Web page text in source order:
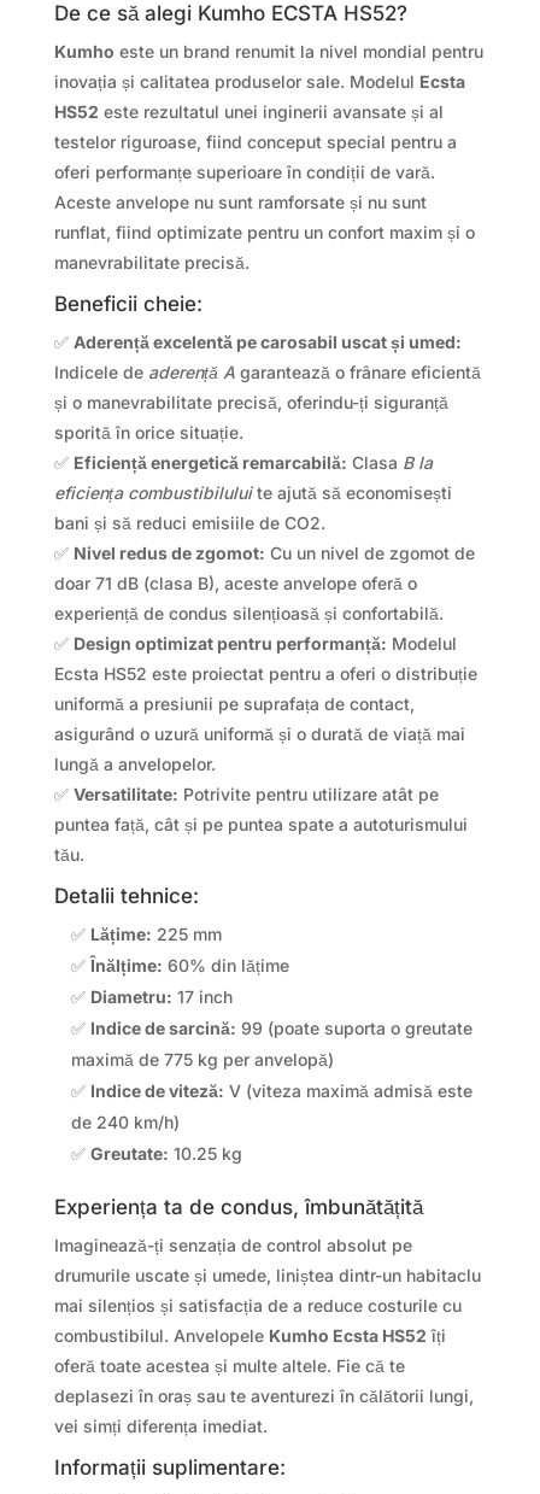
De ce să alegi Kumho ECSTA HS52?
Kumho este un brand renumit la nivel mondial pentru
inovația și calitatea produselor sale. Modelul Ecsta
HS52 este rezultatul unei inginerii avansate și al
testelor riguroase, fiind conceput special pentru a
oferi performanțe superioare în condiții de vară.
Aceste anvelope nu sunt ramforsate și nu sunt
runflat, fiind optimizate pentru un confort maxim și o
manevrabilitate precisă.
Beneficii cheie:
✅ Aderență excelentă pe carosabil uscat și umed:
Indicele de aderență Agarantează o frânare eficientă
și o manevrabilitate precisă, oferindu-ți siguranță
sporită în orice situație.
✅ Eficiență energetică remarcabilă: Clasa B la
eficiența combustibiluluite ajută să economisești
bani și să reduci emisiile de CO2.
✅ Nivel redus de zgomot: Cu un nivel de zgomot de
doar 71 dB (clasa B), aceste anvelope oferă o
experiență de condus silențioasă și confortabilă.
✅ Design optimizat pentru performanță: Modelul
Ecsta HS52 este proiectat pentru a oferi o distribuție
uniformă a presiunii pe suprafața de contact,
asigurând o uzură uniformă și o durată de viață mai
lungă a anvelopelor.
✅ Versatilitate: Potrivite pentru utilizare atât pe
puntea față, cât și pe puntea spate a autoturismului
tău.
Detalii tehnice:
✅ Lățime: 225 mm
✅Înălțime: 60% din lățime
✅ Diametru: 17 inch
✅ Indice de sarcină: 99 (poate suporta o greutate
maximă de 775 kg per anvelopă)
✅ Indice de viteză: V (viteza maximă admisă este
de 240 km/h)
✅ Greutate: 10.25 kg
Experiența ta de condus, îmbunătățită
Imaginează-ți senzația de control absolut pe
drumurile uscate și umede, liniștea dintr-un habitaclu
mai silențios și satisfacția de a reduce costurile cu
combustibilul. Anvelopele Kumho Ecsta HS52 îți
oferă toate acestea și multe altele. Fie că te
deplasezi în oraș sau te aventurezi în călătorii lungi,
vei simți diferența imediat.
Informații suplimentare: